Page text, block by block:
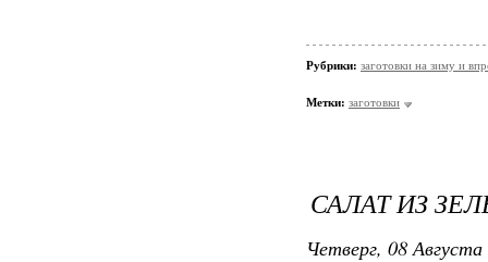
Рубрики: заготовки на зиму и
Метки: заготовки
САЛАТ ИЗ
Четверг, 08